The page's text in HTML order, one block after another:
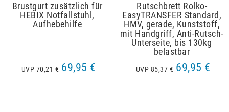
Brustgurt zusätzlich für
HEBIX Notfallstuhl,
Aufhebehilfe
UVP 70,21 € 69,95 €
Rutschbrett Rolko-
EasyTRANSFER Standard,
HMV, gerade, Kunststoff,
mit Handgriff, Anti-Rutsch-
Unterseite, bis 130kg
belastbar
UVP 85,37 € 69,95 €